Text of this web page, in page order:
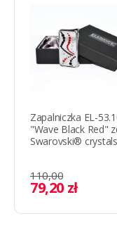
Zapalniczka EL-
"Wave Black Red"
Swarovski® crystals
110,00
79,20 zł